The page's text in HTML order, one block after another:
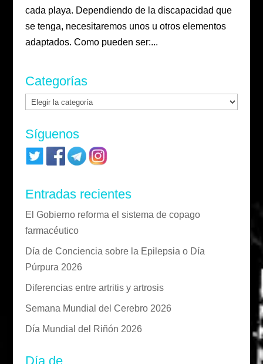
cada playa. Dependiendo de la discapacidad que
se tenga, necesitaremos unos u otros elementos
adaptados. Como pueden ser:...
Categorías
Categorías
Síguenos
Entradas recientes
El Gobierno reforma el sistema de copago
farmacéutico
Día de Conciencia sobre la Epilepsia o Día
Púrpura 2026
Diferencias entre artritis y artrosis
Semana Mundial del Cerebro 2026
Día Mundial del Riñón 2026
Día de…